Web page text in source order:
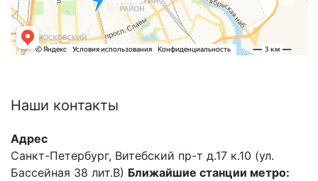
Наши контакты
Адрес
Санкт-Петербург, Витебский пр-т д.17 к.10 (ул.
Бассейная 38 лит.В) Ближайшие станции метро: